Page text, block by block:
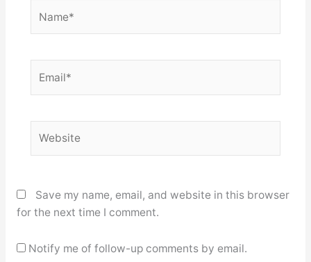
Save my name, email, and website in this browser
for the next time I comment.
Notify me of follow-up comments by email.